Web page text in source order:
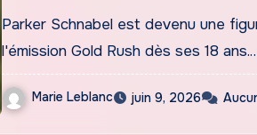
Parker Schnabel est devenu une
l'émission Gold Rush dès ses 18
Marie Leblanc juin 9, 2026